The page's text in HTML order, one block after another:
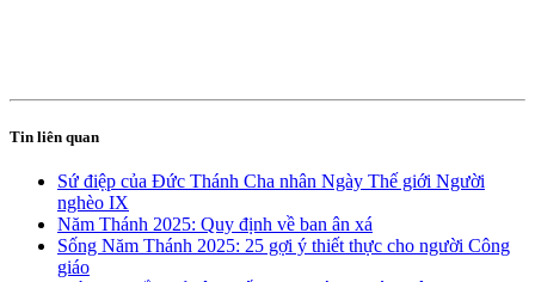
Tin liên quan
Sứ điệp của Đức Thánh Cha nhân Ngày Thế giới Người
nghèo IX
Năm Thánh 2025: Quy định về ban ân xá
Sống Năm Thánh 2025: 25 gợi ý thiết thực cho người Công
giáo